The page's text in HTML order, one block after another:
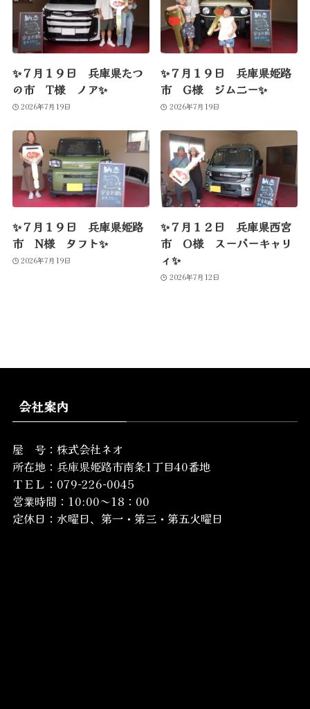
✨７月１９日 兵庫県たつ
の市 T様 ノア✨
2026年7月19日
✨７月１９日 兵庫県姫路
市 G様 ジムニー✨
2026年7月19日
✨７月１９日 兵庫県姫路
市 N様 タフト✨
2026年7月19日
✨７月１２日 兵庫県西宮
市 O様 スーパーキャリ
ィ✨
2026年7月12日
会社案内
屋 号：株式会社ネオ
所在地： 兵庫県姫路市南条1丁目40番地
ＴＥＬ：079-226-0045
営業時間：10:00～18：00
定休日：水曜日、第一・第三・第五火曜日